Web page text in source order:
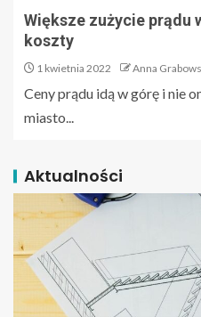
Większe zużycie prądu
koszty
1 kwietnia 2022 Anna
Ceny prądu idą w górę i nie
miasto...
Aktualności